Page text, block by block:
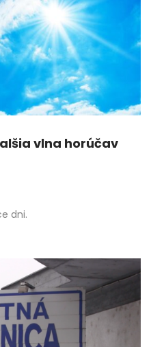
vlna horúčav
dni.